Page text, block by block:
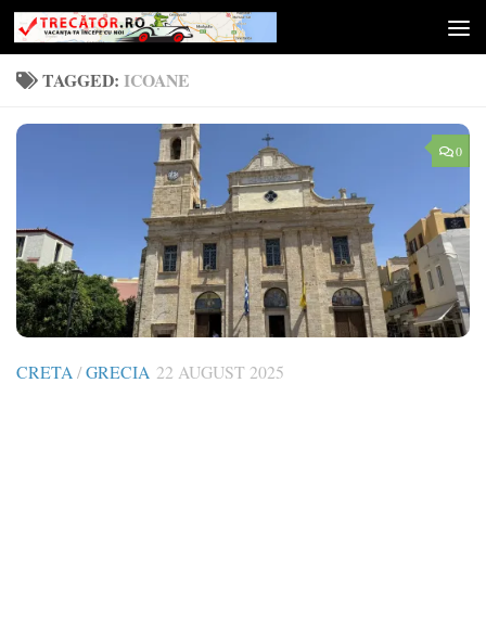
Skip to content
TAGGED: ICOANE
0
CRETA /GRECIA 22 AUGUST 2025